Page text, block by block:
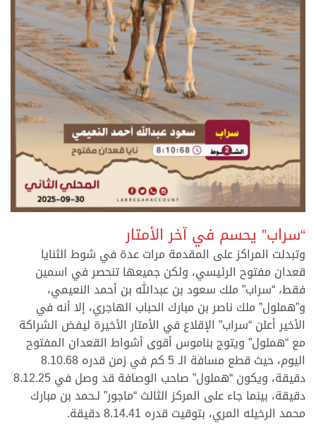
.
“سراب” يحسم في آخر الأمتار
وتبدلت المراكز على المقدمة مرات عدة في شوط الثنايا
قعدان مفتوح الرئيسي، ولكن جميعها تنحصر في اسمين
فقط، “سراب” ملك سعود بن عبدالله بن أحمد النعيمي،
و”هملول” ملك ناصر بن مبارك الحباب الهاجري، إلا أنه في
الأخير أعلن “سراب” الإقلاع في الأمتار الأخيرة ليفض الشراكة
مع “هملول” ويتوج بناموس أقوى أشواط القعدان المفتوح
اليوم، حيث قطع مسافة الـ 5 كم في زمن قدره 8.10.68
دقيقة، ويكون “هملول” صاحب الوصافة قد وصل في 8.12.25
دقيقة، بينما جاء على المركز الثالث “ماجور” لـحمد بن مبارك
محمد الرخيله المري، بتوقيت قدره 8.14.41 دقيقة.